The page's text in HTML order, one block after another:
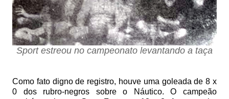
Sport estreou no campeonato levantando a taça
Como fato digno de registro, houve uma goleada de 8 x
0 dos rubro-negros sobre o Náutico. O campeão